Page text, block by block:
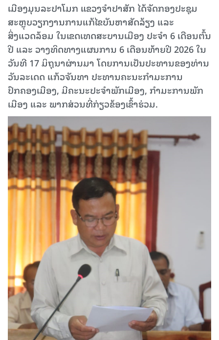
ເມືອງມຸນລະປາໂມກ ແຂວງຈຳປາສັກ ໄດ້ຈັດກອງປະຊຸມ
ສະຫຼຸບວຽກງານການແກ້ໄຂບັນຫາສັດລ້ຽງ ແລະ
ສິ່ງແວດລ້ອມ ໃນເຂດເທດສະບານເມືອງ ປະຈຳ 6 ເດືອນຕົ້ນ
ປີ ແລະ ວາງທິດທາງແຜນການ 6 ເດືອນທ້າຍປີ 2026 ໃນ​
ວັນ​ທີ 17 ມິ​ຖຸ​ນາ​ຜ່ານ​ມາ ໂດຍການເປັນປະທານຂອງທ່ານ
ວັນລະເດດ ແກ້ວຈັນທາ ປະທານຄະນະກຳມະການ
ປົກຄອງເມືອງ, ມີຄະນະປະຈໍາພັກເມືອງ, ກຳມະການພັກ
ເມືອງ ແລະ ພາກສ່ວນທີ່ກ່ຽວຂ້ອງເຂົ້າຮ່ວມ.